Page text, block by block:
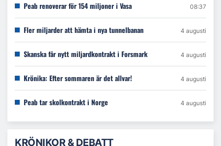
Peab renoverar för 154 miljoner i Vasa 08:37
Fler miljarder att hämta i nya tunnelbanan 4 augusti
Skanska får nytt miljardkontrakt i Forsmark 4 augusti
Krönika: Efter sommaren är det allvar! 4 augusti
Peab tar skolkontrakt i Norge 4 augusti
KRÖNIKOR & DEBATT